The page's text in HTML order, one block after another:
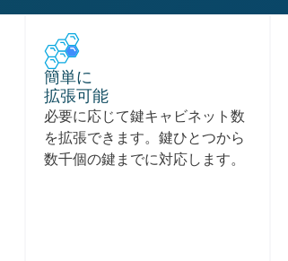
簡単に
拡張可能
必要に応じて鍵キャビネット数
を拡張できます。鍵ひとつから
数千個の鍵までに対応します。